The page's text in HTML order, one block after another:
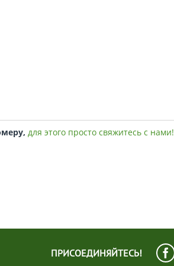
для этого просто свяжитесь с нами!
ПРИСОЕДИНЯЙТЕСЬ!